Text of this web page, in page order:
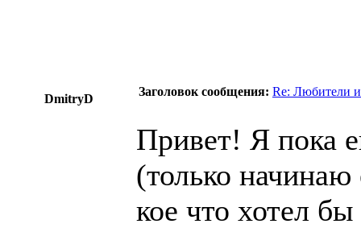
DmitryD
Заголовок сообщения: Re: Любители
Привет! Я пока
(только
кое что хотел